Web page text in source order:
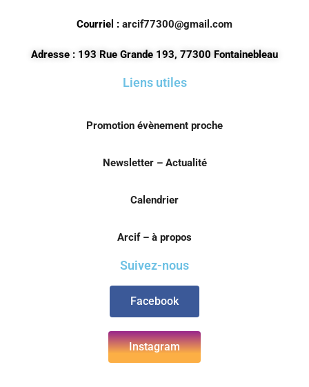
Courriel : arcif77300@gmail.com
Adresse : 193 Rue Grande 193, 77300 Fontainebleau
Liens utiles
Promotion évènement proche
Newsletter – Actualité
Calendrier
Arcif – à propos
Suivez-nous
Facebook
Instagram